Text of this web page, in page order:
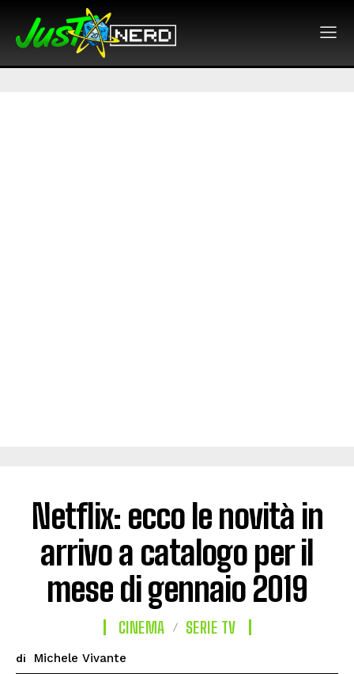
Netflix: ecco le novità in
arrivo a catalogo per il
mese di gennaio 2019
CINEMA SERIE TV
di Michele Vivante